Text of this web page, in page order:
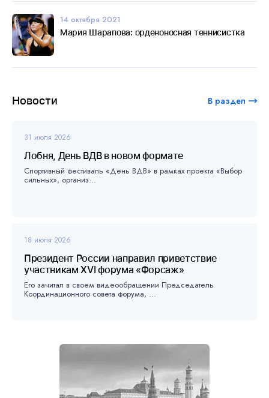
Новости В раздел
31 июля 2026
Лобня, День ВДВ в новом формате
Спортивный фестиваль «День ВДВ» в рамках проекта «Выбор
сильных», организ...
18 июля 2026
Президент России направил приветствие
участникам XVI форума «Форсаж»
Его зачитал в своем видеообращении Председатель
Координационного совета форума, ...
14 октября 2021
Мария Шарапова: орденоносная теннисистка